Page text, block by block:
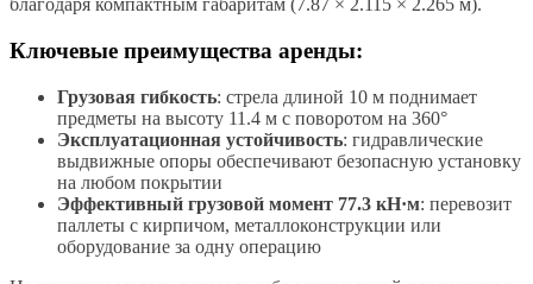
благодаря компактным габаритам (7.87 × 2.115 × 2.265 м).
Ключевые преимущества аренды:
Грузовая гибкость: стрела длиной 10 м поднимает
предметы на высоту 11.4 м с поворотом на 360°
Эксплуатационная устойчивость: гидравлические
выдвижные опоры обеспечивают безопасную установку
на любом покрытии
Эффективный грузовой момент 77.3 кН·м: перевозит
паллеты с кирпичом, металлоконструкции или
оборудование за одну операцию